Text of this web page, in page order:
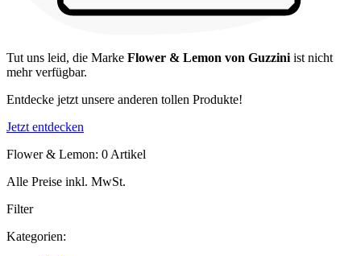
Tut uns leid, die Marke Flower & Lemon von Guzzini ist nicht
mehr verfügbar.
Entdecke jetzt unsere anderen tollen Produkte!
Jetzt entdecken
Flower & Lemon: 0 Artikel
Alle Preise inkl. MwSt.
Filter
Kategorien: